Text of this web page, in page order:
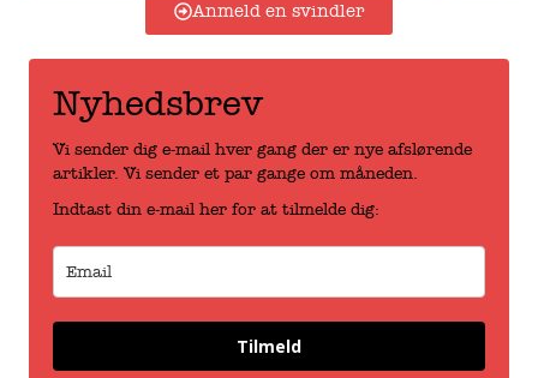
Anmeld en svindler
Nyhedsbrev
Vi sender dig e-mail hver gang der er nye afslørende
artikler. Vi sender et par gange om måneden.
Indtast din e-mail her for at tilmelde dig:
Tilmeld